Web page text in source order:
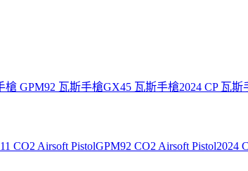
槍 GPM92 瓦斯手槍GX45 瓦斯手槍2024 CP 瓦斯
CO2 Airsoft PistolGPM92 CO2 Airsoft Pistol2024